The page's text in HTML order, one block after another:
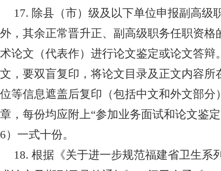
17. 除县（市）级及以下单位申报副高级
外，其余正常晋升正、副高级职务任职资格
术论文（代表作）进行论文鉴定或论文答辩
文，要双盲复印，将论文目录及正文内容所
位等信息遮盖后复印（包括中文和外文部分
章，每份均应附上“参加业务面试和论文鉴
6）一式十份。
18. 根据《关于进一步规范福建省卫生系